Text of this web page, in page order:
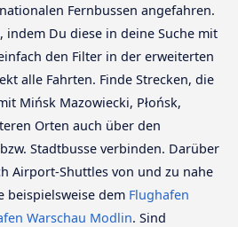
Fernbussen angefahren.
indem Du diese in deine Suche mit
den Filter in der erweiterten
alle Fahrten. Finde Strecken, die
Mińsk Mazowiecki, Płońsk,
Orten auch über den
Stadtbusse verbinden. Darüber
Airport-Shuttles von und zu nahe
beispielsweise dem Flughafen
Warschau Modlin. Sind